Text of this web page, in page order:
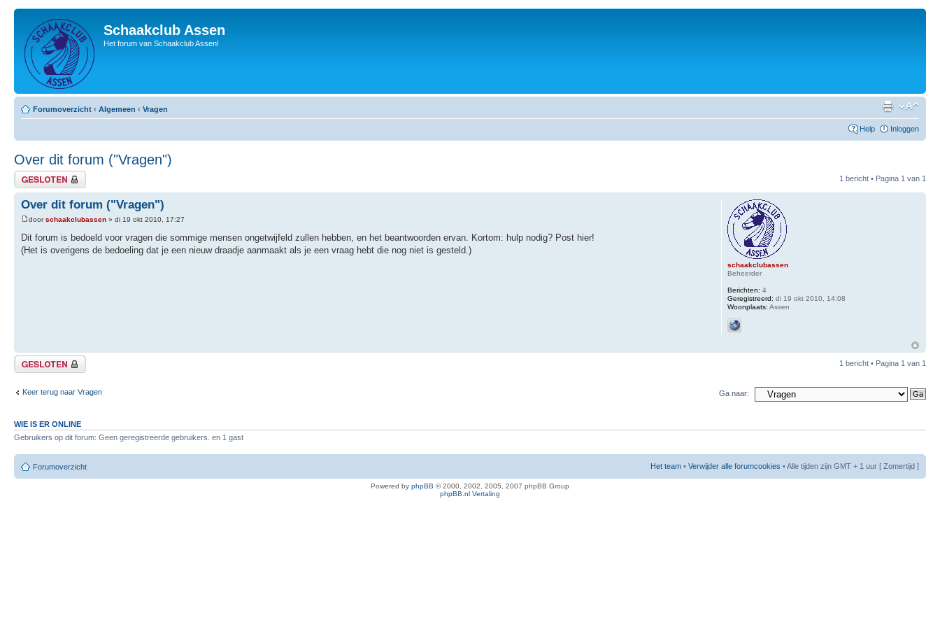
Schaakclub Assen
Het forum van Schaakclub Assen!
Forumoverzicht ‹ Algemeen ‹ Vragen
Help Inloggen
Over dit forum ("Vragen")
Gesloten onderwerp 1 bericht • Pagina 1 van 1
Over dit forum ("Vragen")
doorschaakclubassen » di 19 okt 2010, 17:27
Dit forum is bedoeld voor vragen die sommige mensen ongetwijfeld zullen hebben, en het beantwoorden ervan. Kortom: hulp nodig? Post hier!
(Het is overigens de bedoeling dat je een nieuw draadje aanmaakt als je een vraag hebt die nog niet is gesteld.)
schaakclubassen
Beheerder
Berichten: 4
Geregistreerd: di 19 okt 2010, 14:08
Woonplaats: Assen
Gesloten onderwerp 1 bericht • Pagina 1 van 1
Keer terug naar Vragen Ga naar:
WIE IS ER ONLINE
Gebruikers op dit forum: Geen geregistreerde gebruikers. en 1 gast
Forumoverzicht Het team • Verwijder alle forumcookies • Alle tijden zijn GMT + 1 uur [ Zomertijd ]
Powered by phpBB © 2000, 2002, 2005, 2007 phpBB Group
phpBB.nl Vertaling